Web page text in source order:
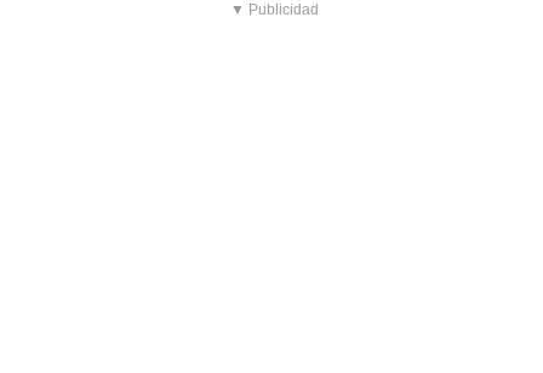
▼ Publicidad